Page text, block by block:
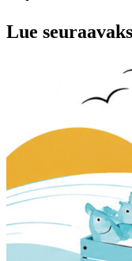
Lue